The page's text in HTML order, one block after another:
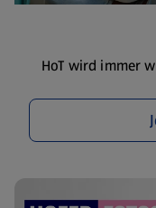
HoT wird immer